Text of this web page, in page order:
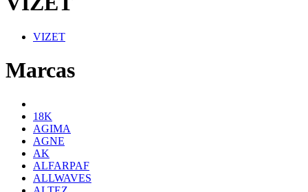
VIZET
Marcas
18K
AGIMA
AGNE
AK
ALFARPAF
ALLWAVES